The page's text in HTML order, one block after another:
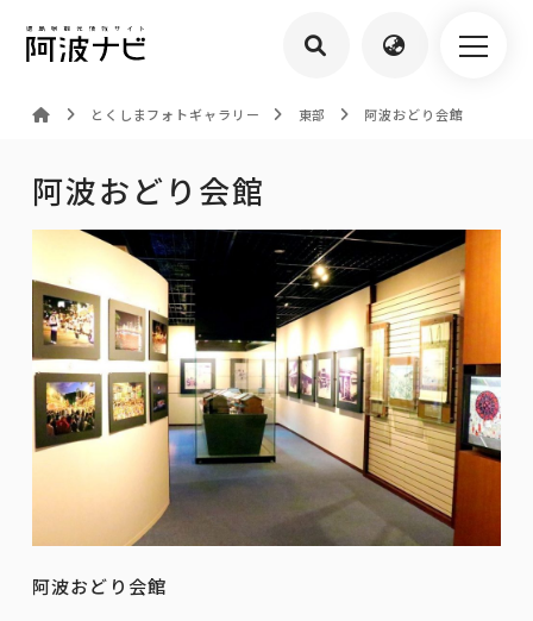
とくしまフォトギャラリー 東部 阿波おどり会館
阿波おどり会館
阿波おどり会館